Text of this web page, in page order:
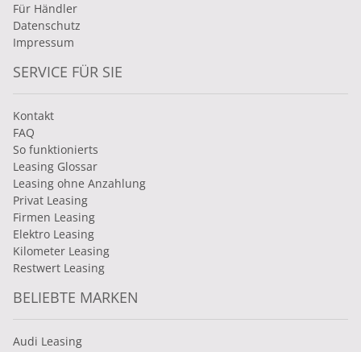
Für Händler
Datenschutz
Impressum
SERVICE FÜR SIE
Kontakt
FAQ
So funktionierts
Leasing Glossar
Leasing ohne Anzahlung
Privat Leasing
Firmen Leasing
Elektro Leasing
Kilometer Leasing
Restwert Leasing
BELIEBTE MARKEN
Audi Leasing